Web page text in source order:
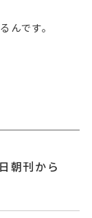
んです。
朝刊から